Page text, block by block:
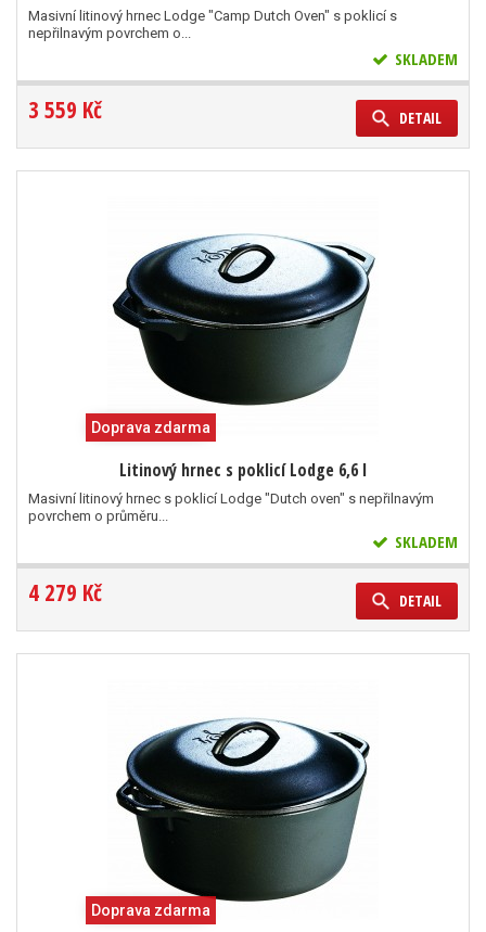
Masivní litinový hrnec Lodge "Camp Dutch Oven" s poklicí s
nepřilnavým povrchem o...
SKLADEM
3 559 Kč DETAIL
Doprava zdarma
Litinový hrnec s poklicí Lodge 6,6 l
Masivní litinový hrnec s poklicí Lodge "Dutch oven" s nepřilnavým
povrchem o průměru...
SKLADEM
4 279 Kč DETAIL
Doprava zdarma